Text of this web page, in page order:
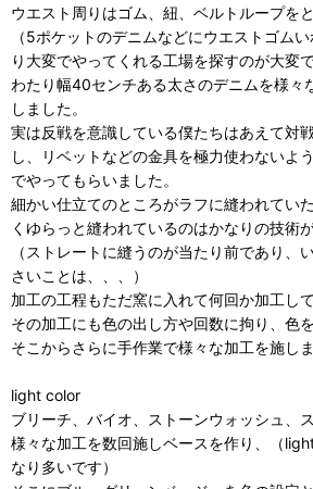
ウエスト周りはゴム、紐、ベルトループを
（5ポケットのデニムなどにウエストゴム
り大変でやってくれる工場を探すのが大変で
わたり幅40センチある太さのデニムを様々
しました。
実は反戦を意識している僕たちはあえて対
し、リベットなどの金具を極力使わないよ
でやってもらいました。
細かい仕立てのところがラフに縫われてい
くゆらっと縫われているのはかなりの技術
（ストレートに縫うのが当たり前であり、
さいことは、、、）
加工の工程もただ窯に入れて何回か加工し
その加工にも色の出し方や回数に拘り、色
そこからさらに手作業で様々な加工を施しま
light color
ブリーチ、バイオ、ストーンウォッシュ、
様々な加工を数回施しベースを作り、（
なり多いです）